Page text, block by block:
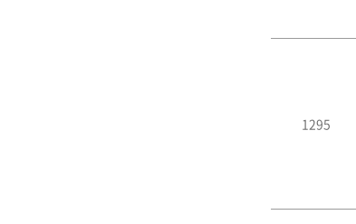
1295